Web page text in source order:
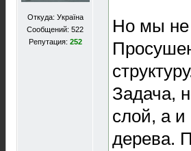
Откуда: Україна
Сообщений: 522
Репутация: 252
Но мы
Задача,
слой, а и
дерева.